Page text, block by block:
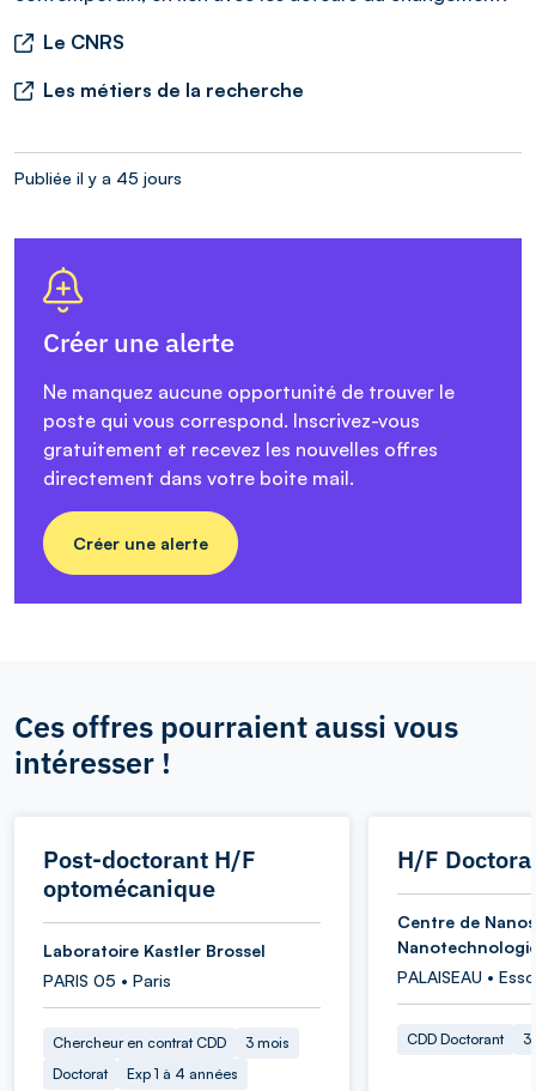
Le CNRS
Les métiers de la recherche
Publiée il y a 45 jours
Créer une alerte
Ne manquez aucune opportunité de trouver le
poste qui vous correspond. Inscrivez-vous
gratuitement et recevez les nouvelles offres
directement dans votre boite mail.
Créer une alerte
Ces offres pourraient aussi vous
intéresser !
Post-doctorant H/F
optomécanique
Laboratoire Kastler Brossel
PARIS 05 • Paris
Chercheur en contrat CDD
3 mois
Doctorat
Exp 1 à 4 années
H/F
Centre de
PALAISEAU •
CDD Doctorant